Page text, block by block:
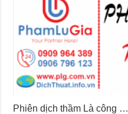
Phiên dịch thầm Là công …